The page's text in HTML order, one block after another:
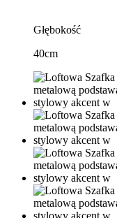
Głębokość
40cm